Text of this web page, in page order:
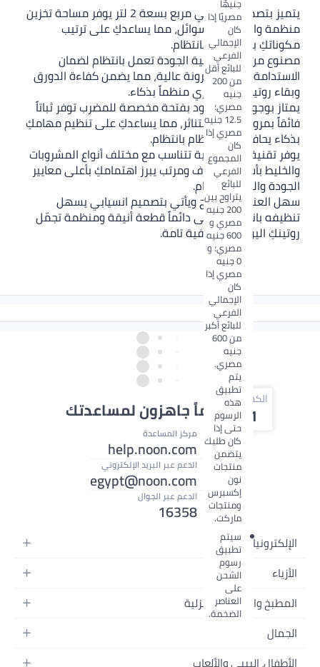
مصريًا إذا
كان
الإجمالي
الفرعي
للبائع أقل
من 200
جنيه
مصري؛
12.5 جنيه
مصري إذا
كان
المجموع
الفرعي
للبائع
يتراوح بين
200 جنيه
مصري و
600 جنيه
مصري؛ و
0 جنيه
مصري إذا
الإجمالي
الفرعي
للبائع أكبر
من 600
مصري.
تطبيق
هذه
الرسوم
حتى إذا
كان طلبك
يتضمن
منتجات
إكسبرس
ومنتجات
ماركت.
سيتم
تطبيق
الشحن
العناصر
الضخمة.
يتميز بتصميم هندسي مربع بسعة 2 لتر يوفر مساحة تخزين
واحترافية للسوائل، مما يساعدكِ على ترتيب
بذكاء تام وبانتظام.
من خامات عالية الجودة تعمل بانتظام لضمان
والقوة بمرونة عالية، مما يضمن كفاءة الدورق
روتينكِ التحضيري منظماً بذكاء.
بوجود غطاء مزود بفتحة مخصصة للمضرب توفر ثباتاً
بمرونة ومنعاً للتناثر، مما يساعدكِ على تنظيم مهامكِ
يحافظ على النظام بانتظام.
تقنية صب عصرية تتناسب مع مختلف أنواع المشروبات
بأسلوب محترف ومرتب يبرز اهتمامكِ بأعلى معايير
والنظام بانتظام.
العناية والمسح ويأتي بتصميم انسيابي يسهل
بانتظام، ليبقى دائماً قطعة أنيقة ومنظمة تجمّل
اليومي باحترافية تامة.
الكميةنحن دائماً جاهزون لمساعدتك
مركز المساعدة
help.noon.com
الدعم عبر البريد الإلكتروني
egypt@noon.com
الدعم عبر الجوال
16358
الإلكترونيات
الهواتف المتحركة
أجهزة الكمبيوتر المحمولة
الأجهزة المنزلية
الأزياء
أزياء نسائية
أزياء البنات
أزياء الأولاد
المطبخ والأجهزة المنزلية
المطبخ وأدوات الطعام
الجمال
العطور النسائية